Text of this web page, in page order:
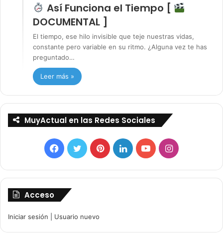
Así Funciona el Tiempo [
DOCUMENTAL ]
El tiempo, ese hilo invisible que teje nuestras vidas,
constante pero variable en su ritmo. ¿Alguna vez te has
preguntado…
Leer más »
MuyActual en las Redes Sociales
Facebook
TwitterPinterestLinkedInYouTubeInstagram
Acceso
Iniciar sesión Usuario nuevo